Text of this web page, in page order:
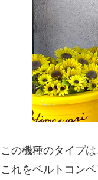
この機種のタイプ
これをベルトコン